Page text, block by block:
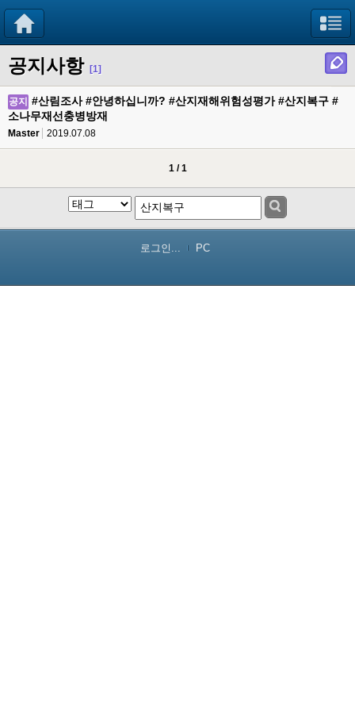
공지사항 [1]
공지
#산림조사 #안녕하십니까? #산지재해위험성평가 #산지복구 #
소나무재선충병방재
Master 2019.07.08
1 / 1
로그인... PC